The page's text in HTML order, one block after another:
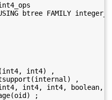
int4_ops
btree FAMILY
int4) ,
,
int4, int4, boolean,
;